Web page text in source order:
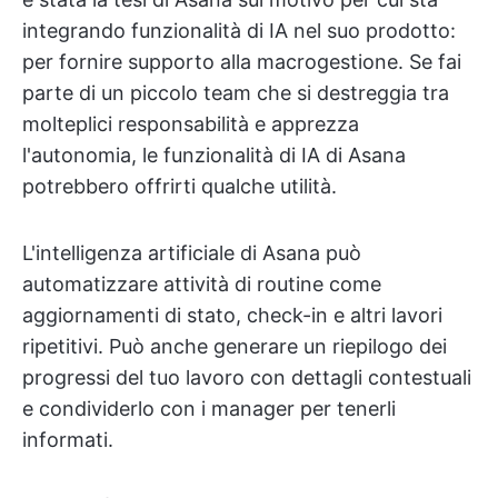
integrando funzionalità di IA nel suo prodotto:
per fornire supporto alla macrogestione. Se fai
parte di un piccolo team che si destreggia tra
molteplici responsabilità e apprezza
l'autonomia, le funzionalità di IA di Asana
potrebbero offrirti qualche utilità.
L'intelligenza artificiale di Asana può
automatizzare attività di routine come
aggiornamenti di stato, check-in e altri lavori
ripetitivi. Può anche generare un riepilogo dei
progressi del tuo lavoro con dettagli contestuali
e condividerlo con i manager per tenerli
informati.